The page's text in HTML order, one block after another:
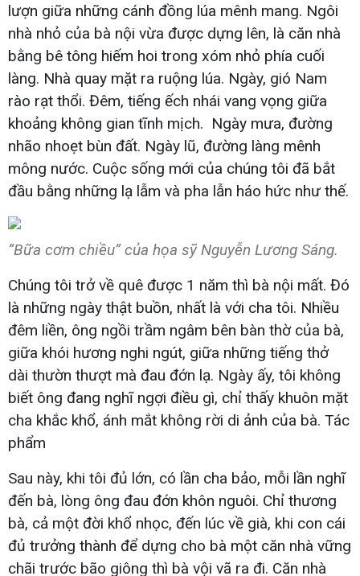
lượn giữa những cánh đồng lúa mênh mang. Ngôi
nhà nhỏ của bà nội vừa được dựng lên, là căn nhà
bằng bê tông hiếm hoi trong xóm nhỏ phía cuối
làng. Nhà quay mặt ra ruộng lúa. Ngày, gió Nam
rào rạt thổi. Đêm, tiếng ếch nhái vang vọng giữa
khoảng không gian tĩnh mịch. Ngày mưa, đường
nhão nhoẹt bùn đất. Ngày lũ, đường làng mênh
mông nước. Cuộc sống mới của chúng tôi đã bắt
đầu bằng những lạ lẫm và pha lẫn háo hức như thế.
“Bữa cơm chiều” của họa sỹ Nguyễn Lương Sáng.
Chúng tôi trở về quê được 1 năm thì bà nội mất. Đó
là những ngày thật buồn, nhất là với cha tôi. Nhiều
đêm liền, ông ngồi trầm ngâm bên bàn thờ của bà,
giữa khói hương nghi ngút, giữa những tiếng thở
dài thườn thượt mà đau đớn lạ. Ngày ấy, tôi không
biết ông đang nghĩ ngợi điều gì, chỉ thấy khuôn mặt
cha khắc khổ, ánh mắt không rời di ảnh của bà. Tác
phẩm
Sau này, khi tôi đủ lớn, có lần cha bảo, mỗi lần nghĩ
đến bà, lòng ông đau đớn khôn nguôi. Chỉ thương
bà, cả một đời khổ nhọc, đến lúc về già, khi con cái
đủ trưởng thành để dựng cho bà một căn nhà vững
chãi trước bão giông thì bà vội vã ra đi. Căn nhà